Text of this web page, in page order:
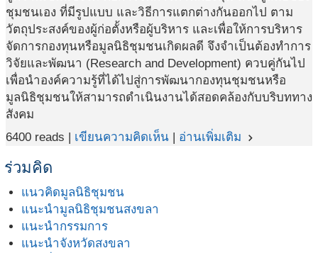
ชุมชนเอง ที่มีรูปแบบ และวิธีการแตกต่างกันออกไป ตาม
วัตถุประสงค์ของผู้ก่อตั้งหรือผู้บริหาร และเพื่อให้การบริหาร
จัดการกองทุนหรือมูลนิธิชุมชนเกิดผลดี จึงจำเป็นต้องทำการ
วิจัยและพัฒนา (Research and Development) ควบคู่กันไป
เพื่อนำองค์ความรู้ที่ได้ไปสู่การพัฒนากองทุนชุมชนหรือ
มูลนิธิชุมชนให้สามารถดำเนินงานได้สอดคล้องกับบริบททาง
สังคม
6400 reads | เขียนความคิดเห็น | อ่านเพิ่มเติม navigate_next
ร่วมคิด
แนวคิดมูลนิธิชุมชน
แนะนำมูลนิธิชุมชนสงขลา
แนะนำกรรมการ
แนะนำจังหวัดสงขลา